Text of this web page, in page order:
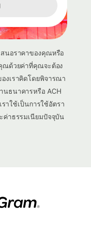
สนอราคาของคุณหรือ
ณด้วยค่าที่คุณจะต้อง
งเราคิดโดยพิจารณา
นธนาคารหรือ ACH
าใช้เป็นการใช้อัตรา
ค่าธรรมเนียมปัจจุบัน